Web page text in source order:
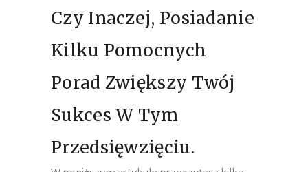
Czy Inaczej, Posiadanie
Kilku Pomocnych
Porad Zwiększy Twój
Sukces W Tym
Przedsięwzięciu.